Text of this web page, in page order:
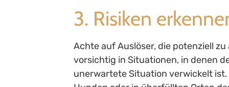
3. Risiken
Achte auf Auslöser, die potenziell
vorsichtig in Situationen, in denen
unerwartete Situation verwickelt